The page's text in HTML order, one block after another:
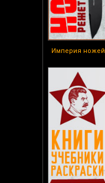
Империя ножей